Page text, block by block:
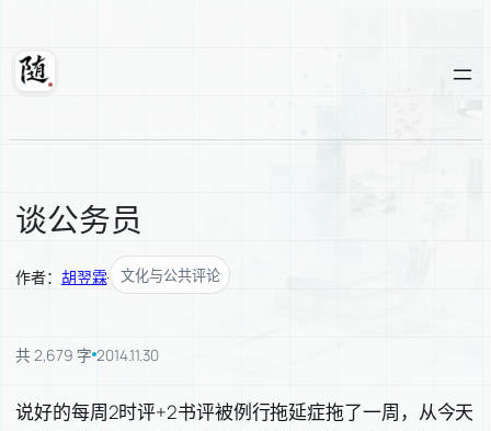
内
随轩
谈公务员
作者： 胡翌霖· 文化与公共评论
共 2,679 字 2014.11.30
说好的每周2时评+2书评被例行拖延症拖了一周，从今天